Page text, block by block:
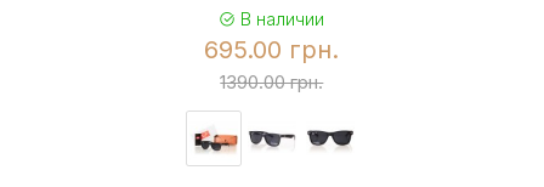
В наличии
695.00 грн.
1390.00 грн.